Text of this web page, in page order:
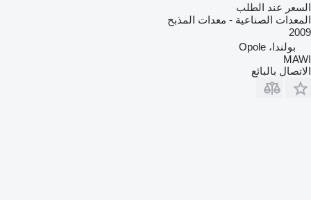
السعر عند الطلب
المعدات الصناعية - معدات المذبح
2009
بولندا، Opole
MAWI
الاتصال بالبائع